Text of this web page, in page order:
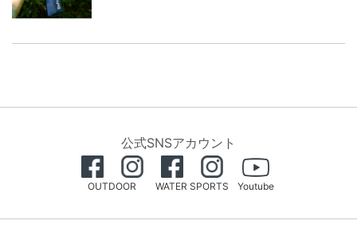
公式SNSアカウント
OUTDOOR WATER SPORTS Youtube